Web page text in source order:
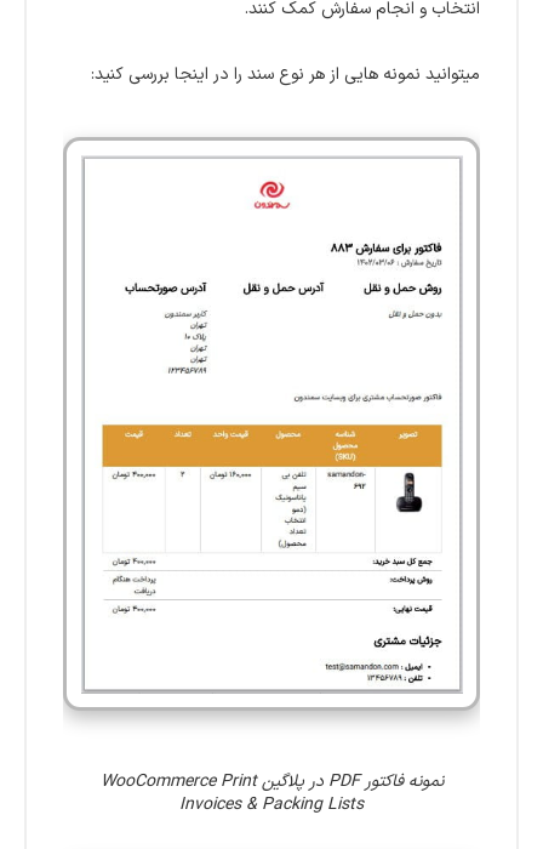
انتخاب و انجام سفارش کمک کنند.
میتوانید نمونه هایی از هر نوع سند را در اینجا بررسی کنید:
نمونه فاکتور PDF در پلاگین WooCommerce Print
Invoices & Packing Lists